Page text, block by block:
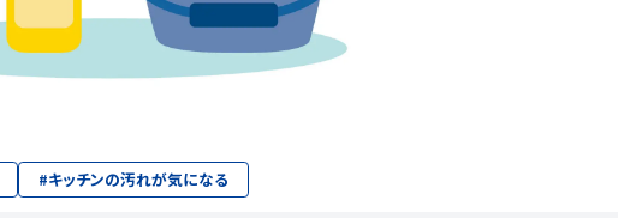
#キッチンの汚れが気になる